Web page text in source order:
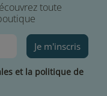
à l’abri de la
ambiante.
soigneusement
il sera
sa première
toute
Je m'inscris
et la politique de